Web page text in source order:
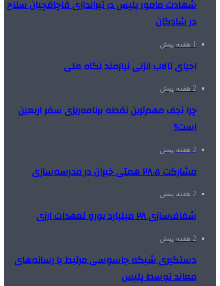
شهادت مامور پلیس در تیراندازی قاچاقچیان سلاح
در شادگان
1 هفته پیش
احیای تالاب انزلی نیازمند نگاه ملی
2 هفته پیش
چرا نجف مهم‌ترین نقطه برنامه‌ریزی سفر اربعین
است؟
2 هفته پیش
مشارکت ۲۸.۵ همتی خیران در مدرسه‌سازی
2 هفته پیش
شفاف‌سازی ۲۸ میلیارد یورو تعهدات ارزی
2 هفته پیش
دستگیری شبکه جاسوسی مرتبط با رسانه‌های
معاند توسط پلیس